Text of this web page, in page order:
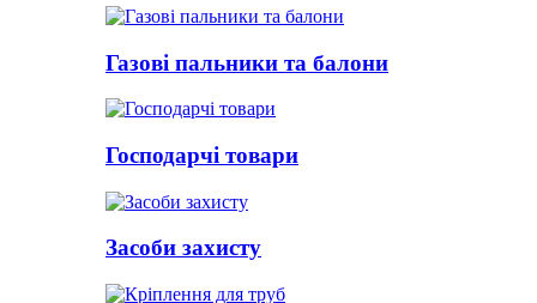
Газові пальники та балони
Господарчі товари
Засоби захисту